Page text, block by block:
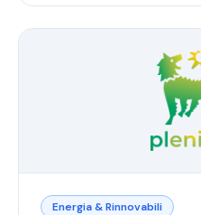
Energia & Rinnovabili